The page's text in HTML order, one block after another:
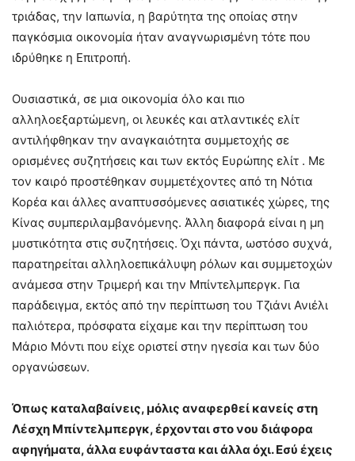
τριάδας, την Ιαπωνία, η βαρύτητα της οποίας στην
παγκόσμια οικονομία ήταν αναγνωρισμένη τότε που
ιδρύθηκε η Επιτροπή.
Ουσιαστικά, σε μια οικονομία όλο και πιο
αλληλοεξαρτώμενη, οι λευκές και ατλαντικές ελίτ
αντιλήφθηκαν την αναγκαιότητα συμμετοχής σε
ορισμένες συζητήσεις και των εκτός Ευρώπης ελίτ . Με
τον καιρό προστέθηκαν συμμετέχοντες από τη Νότια
Κορέα και άλλες αναπτυσσόμενες ασιατικές χώρες, της
Κίνας συμπεριλαμβανόμενης. Άλλη διαφορά είναι η μη
μυστικότητα στις συζητήσεις. Όχι πάντα, ωστόσο συχνά,
παρατηρείται αλληλοεπικάλυψη ρόλων και συμμετοχών
ανάμεσα στην Τριμερή και την Μπίντελμπεργκ. Για
παράδειγμα, εκτός από την περίπτωση του Τζιάνι Ανιέλι
παλιότερα, πρόσφατα είχαμε και την περίπτωση του
Μάριο Μόντι που είχε οριστεί στην ηγεσία και των δύο
οργανώσεων.
Όπως καταλαβαίνεις, μόλις αναφερθεί κανείς στη
Λέσχη Μπίντελμπεργκ, έρχονται στο νου διάφορα
αφηγήματα, άλλα ευφάνταστα και άλλα όχι. Εσύ έχεις